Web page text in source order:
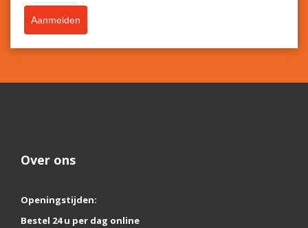
Aanmelden
Over ons
Openingstijden:
Bestel 24 u per dag online